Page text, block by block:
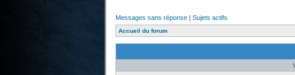
Messages sans réponse| Sujets actifs
Accueil du forum